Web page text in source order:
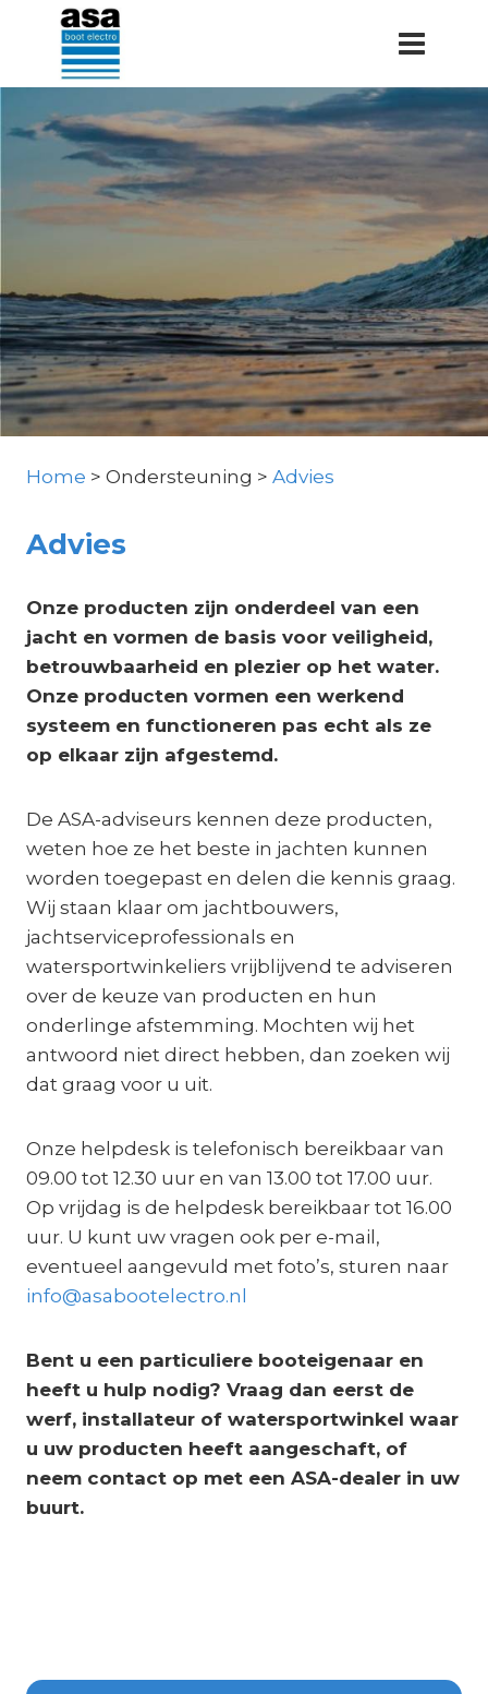
Doorgaan
inhoud
Home > Ondersteuning > Advies
Advies
Onze producten zijn onderdeel van een
jacht en vormen de basis voor veiligheid,
betrouwbaarheid en plezier op het water.
Onze producten vormen een werkend
systeem en functioneren pas echt als ze
op elkaar zijn afgestemd.
De ASA-adviseurs kennen deze producten,
weten hoe ze het beste in jachten kunnen
worden toegepast en delen die kennis graag.
Wij staan klaar om jachtbouwers,
jachtserviceprofessionals en
watersportwinkeliers vrijblijvend te adviseren
over de keuze van producten en hun
onderlinge afstemming. Mochten wij het
antwoord niet direct hebben, dan zoeken wij
dat graag voor u uit.
Onze helpdesk is telefonisch bereikbaar van
09.00 tot 12.30 uur en van 13.00 tot 17.00 uur.
Op vrijdag is de helpdesk bereikbaar tot 16.00
uur. U kunt uw vragen ook per e-mail,
eventueel aangevuld met foto’s, sturen naar
info@asabootelectro.nl
Bent u een particuliere booteigenaar en
heeft u hulp nodig? Vraag dan eerst de
werf, installateur of watersportwinkel waar
u uw producten heeft aangeschaft, of
neem contact op met een ASA-dealer in uw
buurt.